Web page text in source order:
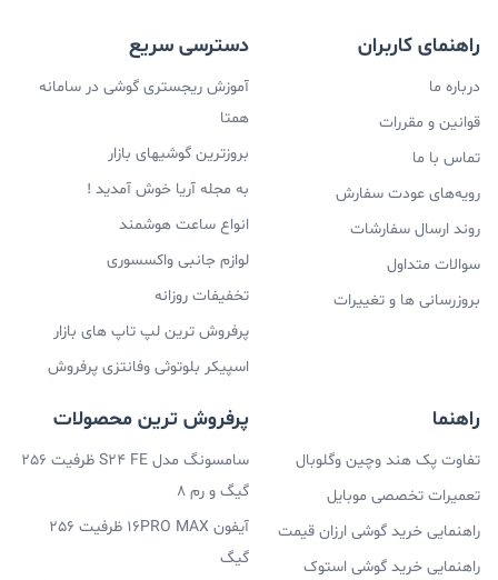
راهنمای کاربران
درباره ما
قوانین و مقررات
تماس با ما
رویه‌های عودت سفارش
روند ارسال سفارشات
سوالات متداول
بروزرسانی ها و تغییرات
دسترسی سریع
آموزش ریجستری گوشی در سامانه
همتا
بروزترین گوشیهای بازار
به مجله آریا خوش آمدید !
انواع ساعت هوشمند
لوازم جانبی واکسسوری
تخفیفات روزانه
پرفروش ترین لپ تاپ های بازار
اسپیکر بلوتوثی وفانتزی پرفروش
راهنما
تفاوت پک هند وچین وگلوبال
تعمیرات تخصصی موبایل
راهنمایی خرید گوشی ارزان قیمت
راهنمایی خرید گوشی استوک
پرفروش ترین محصولات
سامسونگ مدل S24 FE ظرفیت 256
گیگ و رم 8
آیفون 16PRO MAX ظرفیت 256
گیگ